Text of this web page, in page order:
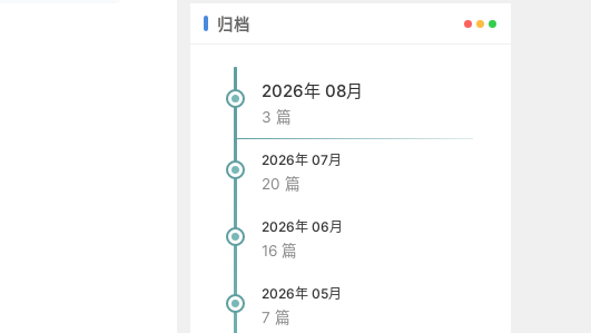
归档
2026年 08月
3 篇
2026年 07月
20 篇
2026年 06月
16 篇
2026年 05月
7 篇